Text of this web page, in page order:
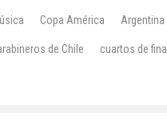
Copa América Argentina
de Chile cuartos de final